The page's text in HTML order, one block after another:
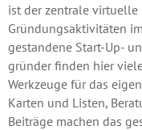
ist der zentrale
Gründungsaktivitäten
gestandene Start-Up-
gründer finden hier
Werkzeuge für das
Karten und Listen,
Beiträge machen das